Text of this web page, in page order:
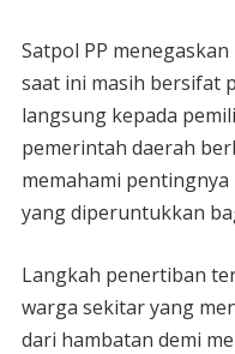
Satpol PP
saat ini masih bersifat
langsung kepada
pemerintah daerah
memahami
yang diperuntukkan
Langkah penertiban
warga sekitar yang
dari hambatan demi